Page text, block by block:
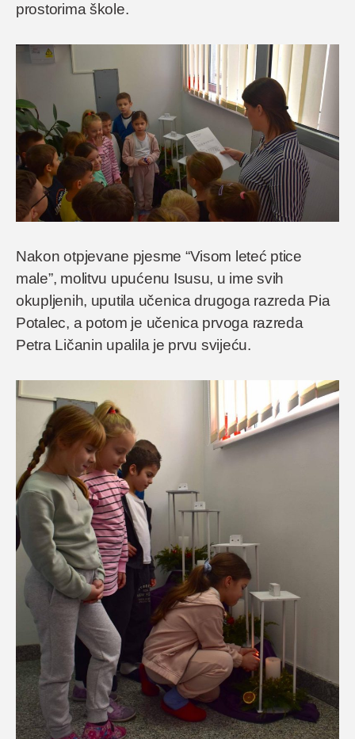
prostorima škole.
Nakon otpjevane pjesme “Visom leteć ptice
male”, molitvu upućenu Isusu, u ime svih
okupljenih, uputila učenica drugoga razreda Pia
Potalec, a potom je učenica prvoga razreda
Petra Ličanin upalila je prvu svijeću.